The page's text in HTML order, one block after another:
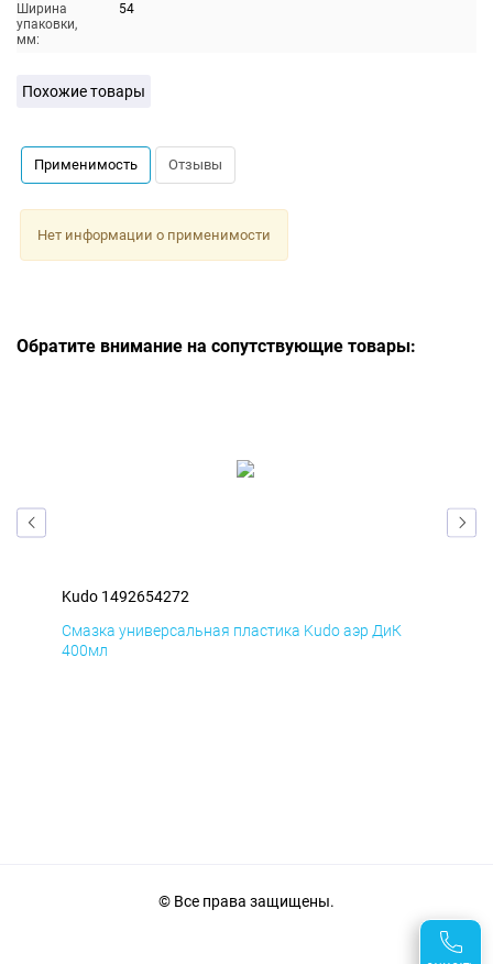
Ширина
упаковки,
мм:
54
Похожие товары
Применимость Отзывы
Нет информации о применимости
Обратите внимание на сопутствующие товары:
Kudo 1492654272
Смазка универсальная пластика Kudo аэр ДиК
400мл
© Все права защищены.